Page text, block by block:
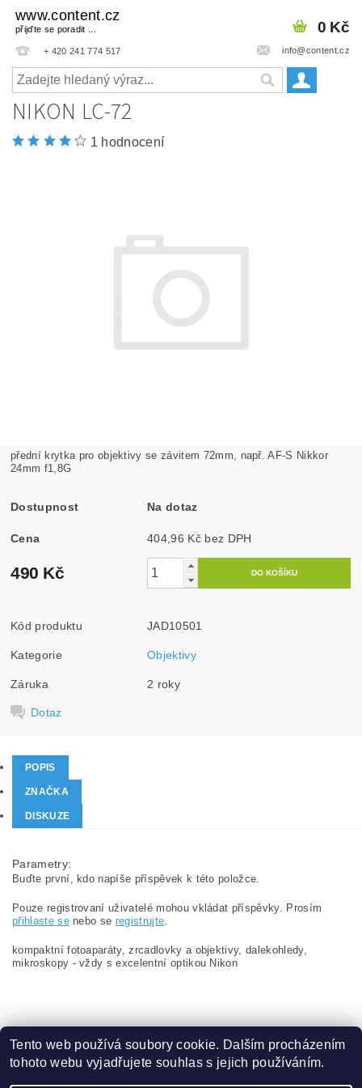
www.content.cz
přijďte se poradit ...
+ 420 241 774 517 info@content.cz
0 Kč
NIKON LC-72
1 hodnocení
přední krytka pro objektivy se závitem 72mm, např. AF-S Nikkor
24mm f1,8G
Dostupnost Na dotaz
Cena 404,96 Kč bez DPH
490 Kč
Kód produktu JAD10501
Kategorie Objektivy
Záruka 2 roky
Dotaz
POPIS
ZNAČKA
DISKUZE
Parametry:
Buďte první, kdo napíše příspěvek k této položce.
Pouze registrovaní uživatelé mohou vkládat příspěvky. Prosím
přihlaste senebo se registrujte
kompaktní fotoaparáty, zrcadlovky a objektivy, dalekohledy,
mikroskopy - vždy s excelentní optikou Nikon
Zboží.cz | Heureka.cz
Tento web používá soubory cookie. Dalším procházením
tohoto webu vyjadřujete souhlas s jejich používáním.